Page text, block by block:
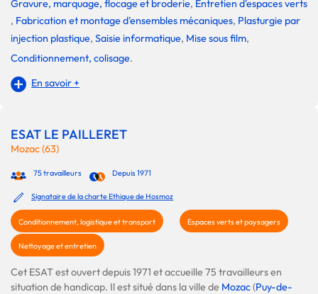
Gravure, marquage, flocage et broderie, Entretien d'espaces verts
, Fabrication et montage d'ensembles mécaniques, Plasturgie par
injection plastique, Saisie informatique, Mise sous film,
Conditionnement, colisage.
En savoir +
ESAT LE PAILLERET
Mozac (63)
75 travailleurs Depuis 1971
Signataire de la charte Ethique de Hosmoz
Conditionnement, logistique et transport Espaces verts et paysagers
Nettoyage et entretien
Cet ESAT est ouvert depuis 1971 et accueille 75 travailleurs en
situation de handicap. Il est situé dans la ville de Mozac(Puy-de-